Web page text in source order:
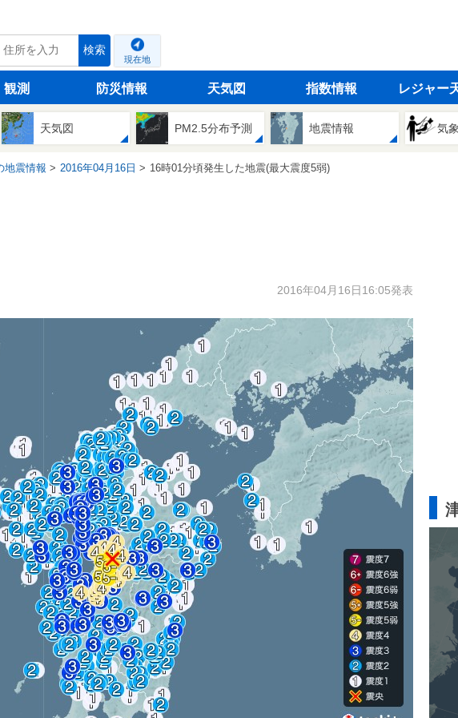
検索
現在地
観測 防災情報 天気図 指数情報 レジャー
天気図 PM2.5分布予測 地震情報 気
地震情報 2016年04月16日 16時01分頃発生した地震(最大震度5弱)
2016年04月16日16:05発表